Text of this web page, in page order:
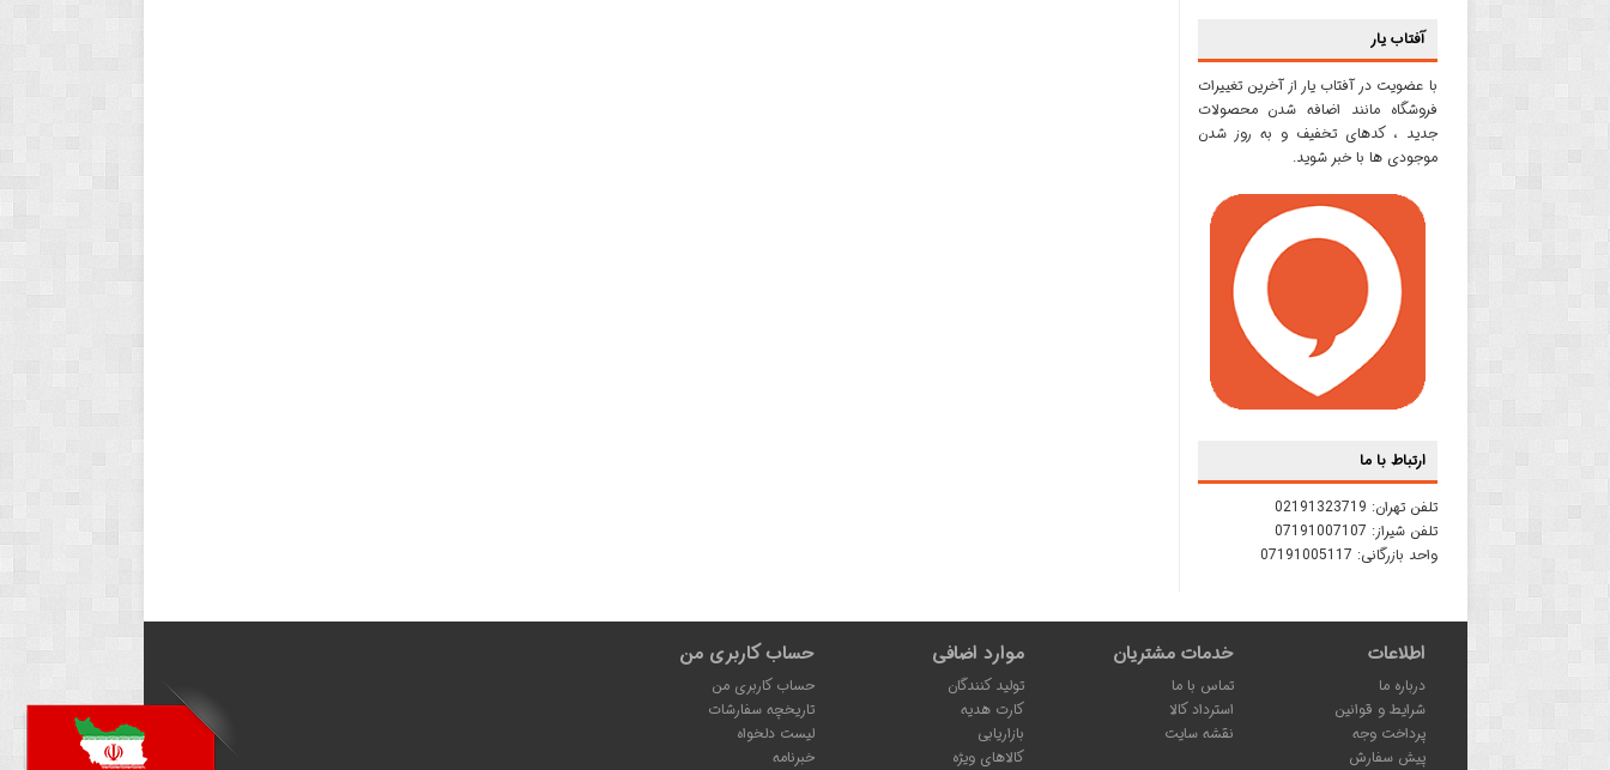
آفتاب یار
با عضویت در آفتاب یار از آخرین تغییرات
فروشگاه مانند اضافه شدن محصولات
جدید ، کدهای تخفیف و به روز شدن
موجودی ها با خبر شوید.
ارتباط با ما
تلفن تهران: 02191323719
تلفن شیراز: 07191007107
واحد بازرگانی: 07191005117
اطلاعات
درباره ما
شرایط و قوانین
پرداخت وجه
پیش سفارش
خدمات مشتریان
تماس با ما
استرداد کالا
نقشه سایت
موارد اضافی
تولید کنندگان
کارت هدیه
بازاریابی
کالاهای ویژه
حساب کاربری من
حساب کاربری من
تاریخچه سفارشات
لیست دلخواه
خبرنامه